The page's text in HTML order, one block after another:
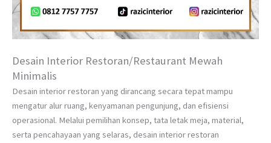
Desain Interior Restoran/Restaurant Mewah
Minimalis
Desain interior restoran yang dirancang secara tepat mampu
mengatur alur ruang, kenyamanan pengunjung, dan efisiensi
operasional. Melalui pemilihan konsep, tata letak meja, material,
serta pencahayaan yang selaras, desain interior restoran